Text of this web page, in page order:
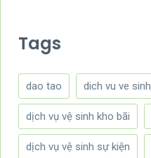
Tags
dao tao dich vu ve sinh
dịch vụ vệ sinh kho bãi
dịch vụ vệ sinh sự kiện